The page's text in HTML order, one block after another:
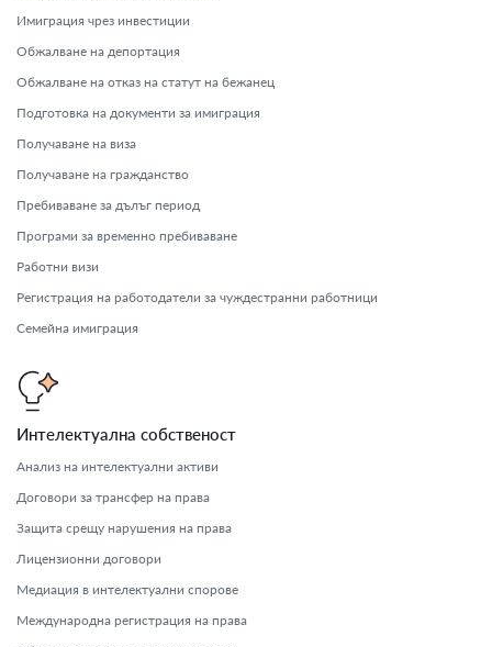
Имиграция чрез инвестиции
Обжалване на депортация
Обжалване на отказ на статут на бежанец
Подготовка на документи за имиграция
Получаване на виза
Получаване на гражданство
Пребиваване за дълъг период
Програми за временно пребиваване
Работни визи
Регистрация на работодатели за чуждестранни работници
Семейна имиграция
Интелектуална собственост
Анализ на интелектуални активи
Договори за трансфер на права
Защита срещу нарушения на права
Лицензионни договори
Медиация в интелектуални спорове
Международна регистрация на права